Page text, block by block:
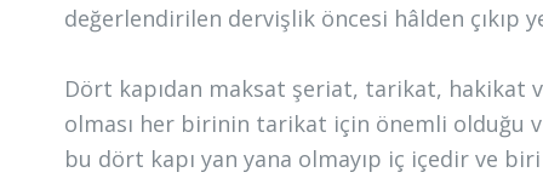
değerlendirilen dervişlik öncesi hâlden çıkıp
Dört kapıdan maksat şeriat, tarikat, hakikat
olması her birinin tarikat için önemli olduğu
bu dört kapı yan yana olmayıp iç içedir ve